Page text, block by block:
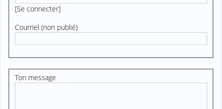
[Se connecter]
Courriel (non publié)
Ton message